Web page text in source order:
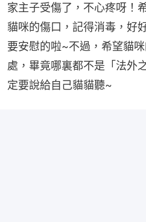
家主子受傷了，不心疼呀！
貓咪的傷口，記得消毒，好
要安慰的啦~不過，希望貓
處，畢竟哪裏都不是「法外
定要說給自己貓貓聽~